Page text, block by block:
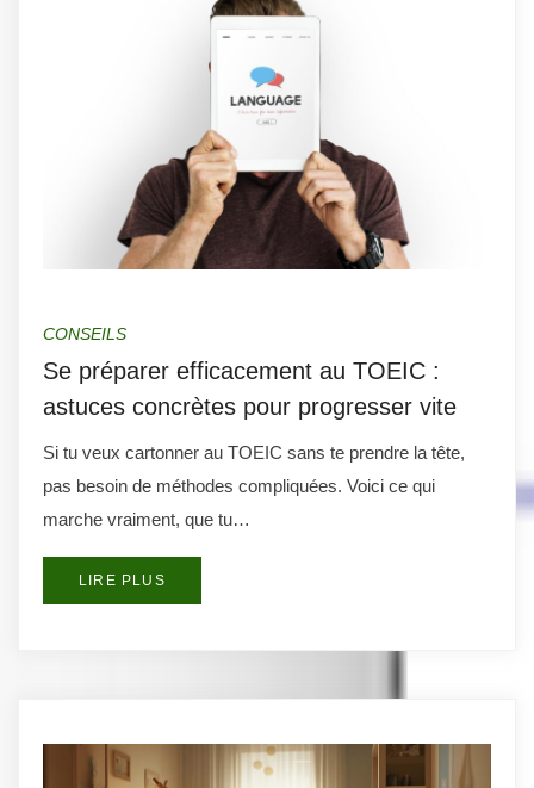
CONSEILS
Se préparer efficacement au TOEIC :
astuces concrètes pour progresser vite
Si tu veux cartonner au TOEIC sans te prendre la tête,
pas besoin de méthodes compliquées. Voici ce qui
marche vraiment, que tu…
LIRE PLUS